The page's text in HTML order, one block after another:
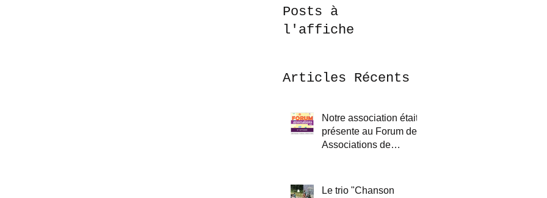
Posts à
l'affiche
Articles Récents
Notre association était
présente au Forum des
Associations de
Le trio "Chanson